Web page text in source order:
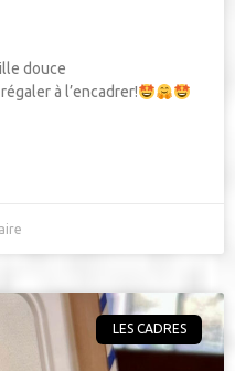
douce
à l’encadrer!
LES CADRES